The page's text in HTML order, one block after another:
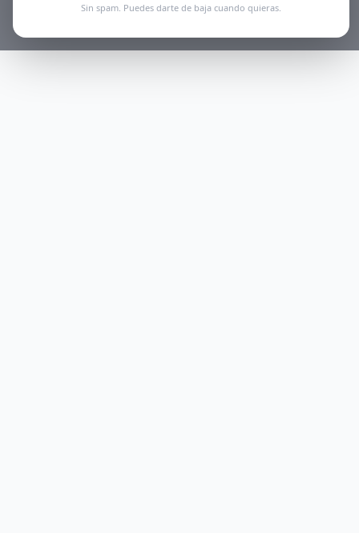
Sin spam. Puedes darte de baja cuando quieras.